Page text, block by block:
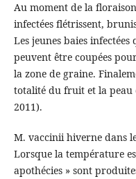
Au moment de la
infectées flétrissent,
Les jeunes baies
peuvent être coupées
la zone de graine.
totalité du fruit et la peau
2011).
M. vaccinii hiverne dans
Lorsque la température
apothécies » sont